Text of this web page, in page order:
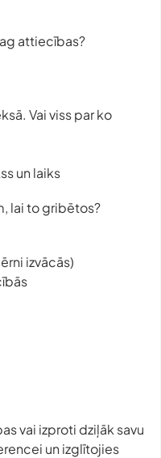
attiecības?
Vai viss par ko
un laiks
lai to gribētos?
izvācās)
vai izproti dziļāk savu
un izglītojies